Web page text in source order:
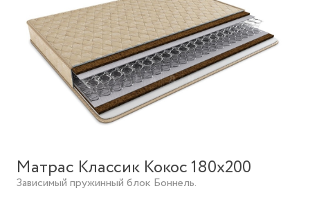
Матрас Классик Кокос 180х200
Зависимый пружинный блок Боннель.